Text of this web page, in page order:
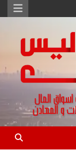
و العملات